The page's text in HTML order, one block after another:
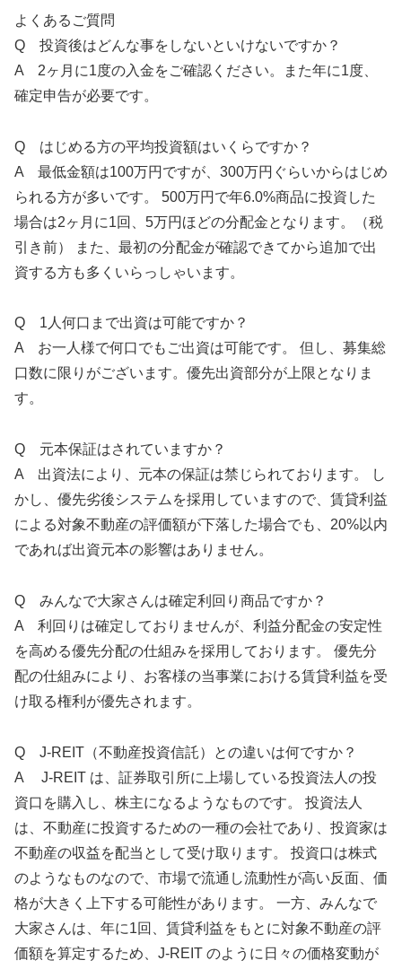
よくあるご質問
Q 投資後はどんな事をしないといけないですか？
A 2ヶ月に1度の入金をご確認ください。また年に1度、
確定申告が必要です。
Q はじめる方の平均投資額はいくらですか？
A 最低金額は100万円ですが、300万円ぐらいからはじめ
られる方が多いです。 500万円で年6.0%商品に投資した
場合は2ヶ月に1回、5万円ほどの分配金となります。（税
引き前） また、最初の分配金が確認できてから追加で出
資する方も多くいらっしゃいます。
Q 1人何口まで出資は可能ですか？
A お一人様で何口でもご出資は可能です。 但し、募集総
口数に限りがございます。優先出資部分が上限となりま
す。
Q 元本保証はされていますか？
A 出資法により、元本の保証は禁じられております。 し
かし、優先劣後システムを採用していますので、賃貸利益
による対象不動産の評価額が下落した場合でも、20%以内
であれば出資元本の影響はありません。
Q みんなで大家さんは確定利回り商品ですか？
A 利回りは確定しておりませんが、利益分配金の安定性
を高める優先分配の仕組みを採用しております。 優先分
配の仕組みにより、お客様の当事業における賃貸利益を受
け取る権利が優先されます。
Q J-REIT（不動産投資信託）との違いは何ですか？
A J-REIT は、証券取引所に上場している投資法人の投
資口を購入し、株主になるようなものです。 投資法人
は、不動産に投資するための一種の会社であり、投資家は
不動産の収益を配当として受け取ります。 投資口は株式
のようなものなので、市場で流通し流動性が高い反面、価
格が大きく上下する可能性があります。 一方、みんなで
大家さんは、年に1回、賃貸利益をもとに対象不動産の評
価額を算定するため、J-REIT のように日々の価格変動が